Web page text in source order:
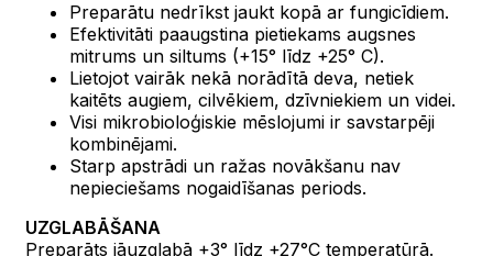
Preparātu nedrīkst jaukt kopā ar fungicīdiem.
Efektivitāti paaugstina pietiekams augsnes
mitrums un siltums (+15° līdz +25° C).
Lietojot vairāk nekā norādītā deva, netiek
kaitēts augiem, cilvēkiem, dzīvniekiem un videi.
Visi mikrobioloģiskie mēslojumi ir savstarpēji
kombinējami.
Starp apstrādi un ražas novākšanu nav
nepieciešams nogaidīšanas periods.
UZGLABĀŠANA
Preparāts jāuzglabā +3° līdz +27°C temperatūrā.